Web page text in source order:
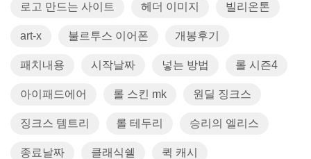
로고 만드는 사이트 헤더 이미지 빌리온톤
art-x 불르투스 이어폰 개봉후기
패치내용 시작날짜 넣는 방법 롤 시즌4
아이패드에어 롤 스킨 mk 원딜 징크스
징크스 템트리 롤 테두리 승리의 엘리스
종료날짜 클래식쉘 퀵 캐시